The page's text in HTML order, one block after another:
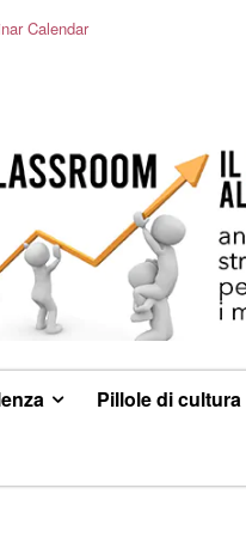
Calendar
Pillole di cultura